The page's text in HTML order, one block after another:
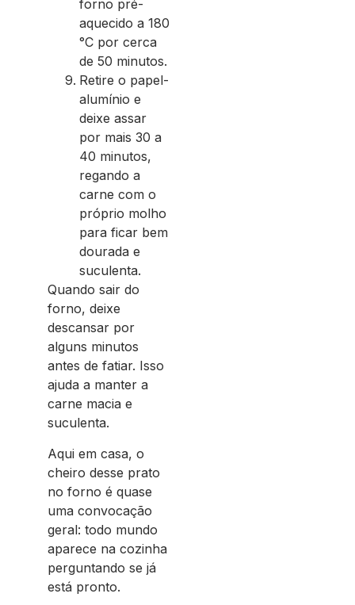
forno pré-
aquecido a 180
°C por cerca
de 50 minutos.
Retire o papel-
alumínio e
deixe assar
por mais 30 a
40 minutos,
regando a
carne com o
próprio molho
para ficar bem
dourada e
suculenta.
Quando sair do
forno, deixe
descansar por
alguns minutos
antes de fatiar. Isso
ajuda a manter a
carne macia e
suculenta.
Aqui em casa, o
cheiro desse prato
no forno é quase
uma convocação
geral: todo mundo
aparece na cozinha
perguntando se já
está pronto.